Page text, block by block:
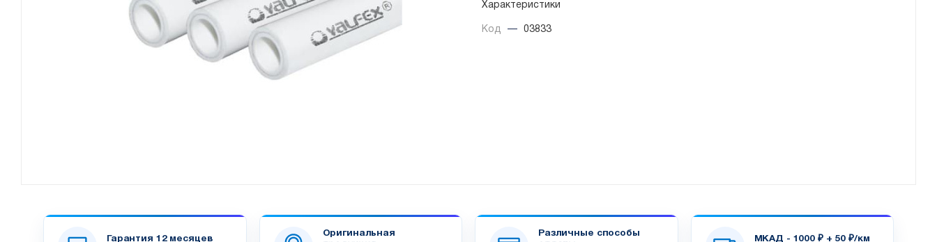
Характеристики
Код — 03833
Гарантия 12 месяцев
Оригинальная
Различные способы
МКАД - 1000 ₽ + 50 ₽/км